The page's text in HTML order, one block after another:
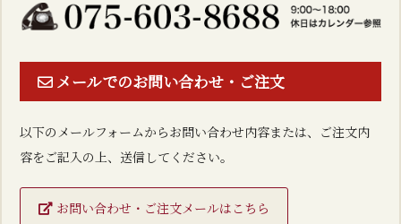
メールでのお問い合わせ・ご注文
以下のメールフォームからお問い合わせ内容または、ご注文内
容をご記入の上、送信してください。
お問い合わせ・ご注文メールはこちら